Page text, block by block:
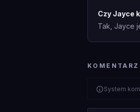
Czy Jayce
Tak, Jayce
System